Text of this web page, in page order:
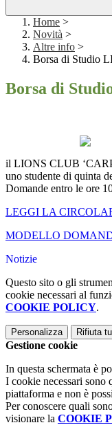
Home >
Novità >
Altre info >
Borsa di Studio
Borsa di
il LIONS CLUB
uno studente di quinta
Domande entro le ore
LEGGI LA
MODELLO
Notizie
Questo sito o gli
cookie necessari al
COOKIE POLICY.
Personalizza Rifiuta
Gestione cookie
In questa schermata è
I cookie necessari sono
piattaforma e non è
Per conoscere quali
visionare la COOKIE